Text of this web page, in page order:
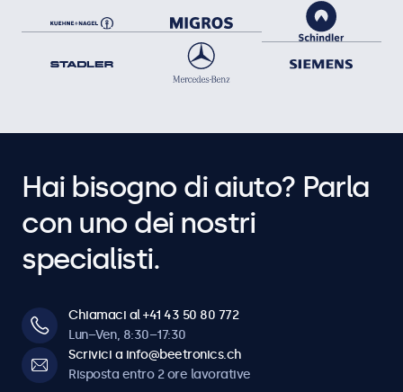
Hai bisogno di aiuto? Parla
con uno dei nostri
specialisti.
Chiamaci al +41 43 50 80 772
Lun–Ven, 8:30–17:30
Scrivici a info@beetronics.ch
Risposta entro 2 ore lavorative